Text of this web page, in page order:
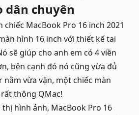
dân chuyên
chiếc MacBook Pro 16 inch 2021
hình 16 inch với thiết kế tai
sẽ giúp cho anh em có 4 viền
bên cạnh đó nó cũng vừa đủ
nằm vừa vặn, một chiếc màn
thông QMac!
hình ảnh, MacBook Pro 16